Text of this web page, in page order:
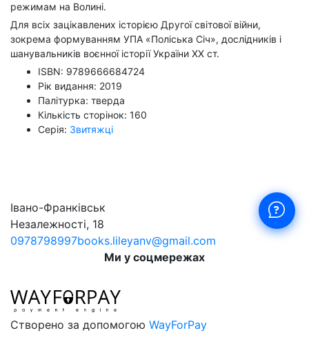
режимам на Волині.
Для всіх зацікавлених історією Другої світової війни,
зокрема формуванням УПА «Поліська Січ», дослідників і
шанувальників воєнної історії України ХХ ст.
ISBN: 9789666684724
Рік видання: 2019
Палітурка: тверда
Кількість сторінок: 160
Серія: Звитяжці
Івано-Франківськ
Незалежності, 18
0978798997books.lileyanv@gmail.com
Ми у соцмережах
Створено за допомогою WayForPay